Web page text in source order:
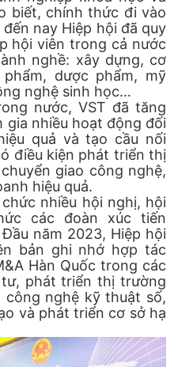
biết, chính thức đi vào
nay Hiệp hội đã quy
hội viên trong cả nước
nghề: xây dựng, cơ
dược phẩm, mỹ
nghệ sinh học…
nước, VST đã tăng
gia nhiều hoạt động đối
quả và tạo cầu nối
điều kiện phát triển thị
giao công nghệ,
hiệu quả.
nhiều hội nghị, hội
các đoàn xúc tiến
năm 2023, Hiệp hội
bản ghi nhớ hợp tác
Hàn Quốc trong các
phát triển thị trường
công nghệ kỹ thuật số,
và phát triển cơ sở hạ